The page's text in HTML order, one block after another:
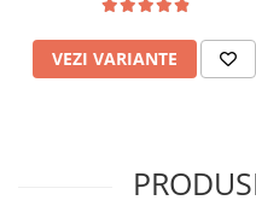
Sandali
VEZI VARIANTE